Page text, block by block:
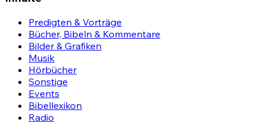
Predigten & Vorträge
Bücher, Bibeln & Kommentare
Bilder & Grafiken
Musik
Hörbücher
Sonstige
Events
Bibellexikon
Radio